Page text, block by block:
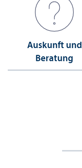
Auskunft und
Beratung